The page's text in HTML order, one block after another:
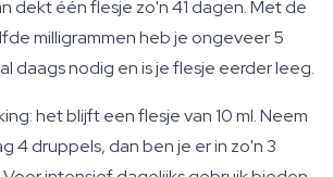
dekt één flesje zo'n 41 dagen. Met de
milligrammen heb je ongeveer 5
daags nodig en is je flesje eerder leeg.
het blijft een flesje van 10 ml. Neem
4 druppels, dan ben je er in zo'n 3